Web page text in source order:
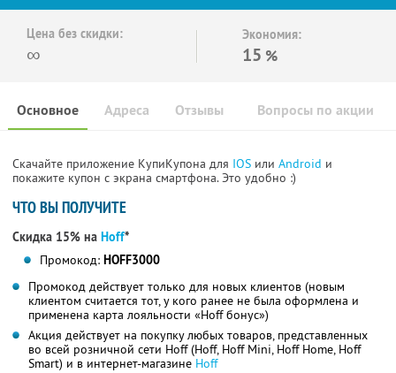
Цена без скидки:
∞
Экономия:
15 %
Основное Отзывы Вопросы по акции
Адреса
Скачайте приложение КупиКупона для IOS или Android и
покажите купон с экрана смартфона. Это удобно :)
ЧТО ВЫ ПОЛУЧИТЕ
Скидка 15% на Hoff*
Промокод: HOFF3000
Промокод действует только для новых клиентов (новым
клиентом считается тот, у кого ранее не была оформлена и
применена карта лояльности «Hoff бонус»)
Акция действует на покупку любых товаров, представленных
во всей розничной сети Hoff (Hoff, Hoff Mini, Hoff Home, Hoff
Smart) и в интернет-магазине Hoff